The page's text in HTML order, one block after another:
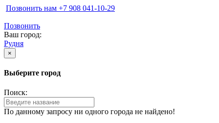
Позвонить нам ‪+7 908 041-10-29
Позвонить
Ваш город:
Рудня
×
Выберите город
Поиск:
По данному запросу ни одного города не найдено!